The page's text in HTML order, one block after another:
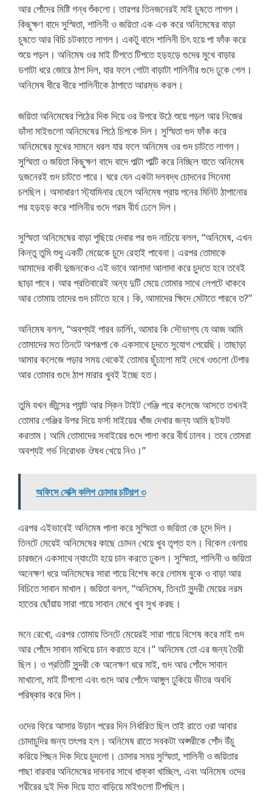
আর পোঁদের মিষ্টি গন্ধ শুঁকলো। তারপর তিনজনেরই মাই চুষতে লাগল।
কিছুক্ষণ বাদে সুস্মিতা, শালিনী ও জয়িতা এক এক করে অনিমেষের বাড়া
চুষতে আর বিচি চটকাতে লাগল। একটু বাদে শালিনী চিৎ হয়ে পা ফাঁক করে
শুয়ে পড়ল। অনিমেষ ওর মাই টিপতে টিপতে হড়হড়ে গুদের মুখে বাড়ার
ডগাটা ধরে জোরে ঠাপ দিল, যার ফলে গোটা বাড়াটা শালিনীর গুদে ঢুকে গেল।
অনিমেষ ধীরে ধীরে শালিনীকে ঠাপাতে আরম্ভ করল।
জয়িতা অনিমেষের পিঠের দিক দিয়ে ওর উপরে উঠে শুয়ে পড়ল আর নিজের
ডাঁসা মাইগুলো অনিমেষের পিঠে চিপকে দিল। সুস্মিতা গুদ ফাঁক করে
অনিমেষের মুখের সামনে ধরল যার ফলে অনিমেষ ওর গুদ চাটতে লাগল।
সুস্মিতা ও জয়িতা কিছুক্ষণ বাদে বাদে পাল্টা পাল্টি করে নিচ্ছিল যাতে অনিমেষ
দুজনেরই গুদ চাটতে পারে। ঘরে যেন একটা দলবদ্ধ চোদনের সিনেমা
চলছিল। অসাধারণ স্ট্যামিনার ছেলে অনিমেষ প্রায় পনের মিনিট ঠাপানোর
পর হড়হড় করে শালিনীর গুদে গরম বীর্য ঢেলে দিল।
সুস্মিতা অনিমেষের বাড়া পুছিয়ে দেবার পর গুদ নাচিয়ে বলল, “অনিমেষ, এখন
কিন্তু তুমি শুধু একটি মেয়েকে চুদে রেহাই পাবেনা। এরপর তোমাকে
আমাদের বাকী দুজনকেও এই ভাবে আলাদা আলাদা করে চুদতে হবে তবেই
ছাড়া পাবে। আর প্রতিবারেই অন্য দুটি মেয়ে তোমার সাথে লেপটে থাকবে
আর তোমায় তাদের গুদ চাটতে হবে। কি, আমাদের ক্ষিদে মেটাতে পারবে ত?”
অনিমেষ বলল, “অবশ্যই পারব ডার্লিং, আমার কি সৌভাগ্য যে আজ আমি
তোমাদের মত তিনটে অপরূপা কে একসাথে চুদতে সুযোগ পেয়েছি। তাছাড়া
আমার কলেজে পড়ার সময় থেকেই তোমার ছুঁচালো মাই দেখে ওগুলো টেপার
আর তোমার গুদে ঠাপ মারার খুবই ইচ্ছে হত।
তুমি যখন জীন্সের প্যান্ট আর স্কিন টাইট গেঞ্জি পরে কলেজে আসতে তখনই
তোমার গেঞ্জির উপর দিয়ে ফর্সা মাইয়ের খাঁজ দেখার জন্য আমি ছটফট
করতাম। আমি তোমাদের সবাইয়ের গুদে পালা করে বীর্য ঢালব। তবে তোমরা
অবশ্যই গর্ভ নিরোধক ঔষধ খেয়ে নিও।”
অফিসে সেক্সি কলিগ চোদার চটিগল্প ৩
এরপর এইভাবেই অনিমেষ পালা করে সুস্মিতা ও জয়িতা কে চুদে দিল।
তিনটে মেয়েই অনিমেষের কাছে চোদন খেয়ে খুব তৃপ্ত হল। বিকেল বেলায়
চারজনে একসাথে ন্যাংটো হয়ে চান করতে ঢুকল। সুস্মিতা, শালিনী ও জয়িতা
অনেক্ষণ ধরে অনিমেষের সারা গায়ে বিশেষ করে লোমষ বুকে ও বাড়া আর
বিচিতে সাবান মাখাল। জয়িতা বলল, “অনিমেষ, তিনটে সুন্দরী মেয়ের নরম
হাতের ছোঁয়ায় সারা গায়ে সাবান মেখে খুব সুখ করছ।
মনে রেখো, এরপর তোমায় তিনটে মেয়েরই সারা গায়ে বিশেষ করে মাই গুদ
আর পোঁদে সাবান মাখিয়ে চান করাতে হবে।” অনিমেষ তো এর জন্য তৈরী
ছিল। ও প্রতিটি সুন্দরী কে অনেক্ষণ ধরে মাই, গুদ আর পোঁদে সাবান
মাখালো, মাই টিপলো এবং গুদে আর পোঁদে আঙ্গুল ঢুকিয়ে ভীতর অবধি
পরিষ্কার করে দিল।
ওদের ফিরে আসার উড়ান পরের দিন নির্ধারিত ছিল তাই রাতে ওরা আবার
চোদাচুদির জন্য তৎপর হল। অনিমেষ রাতে সবকটা অপ্সরীকে পোঁদ উঁচু
করিয়ে পিছন দিক দিয়ে চুদলো। চোদার সময় সুস্মিতা, শালিনী ও জয়িতার
পাছা বারবার অনিমেষের দাবনার সাথে ধাক্কা খাচ্ছিল, এবং অনিমেষ ওদের
শরীরের দুই দিক দিয়ে হাত বাড়িয়ে মাইগুলো টিপছিল।